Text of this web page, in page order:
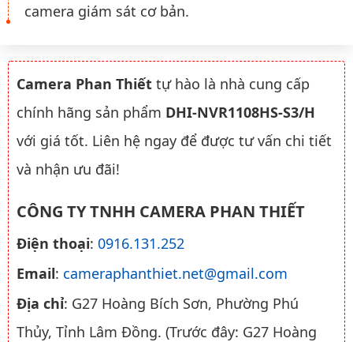
camera giám sát cơ bản.
Camera Phan Thiết tự hào là nhà cung cấp
chính hãng sản phẩm DHI-NVR1108HS-S3/H
với giá tốt. Liên hệ ngay để được tư vấn chi tiết
và nhận ưu đãi!
CÔNG TY TNHH CAMERA PHAN THIẾT
Điện thoại: 0916.131.252
Email: cameraphanthiet.net@gmail.com
Địa chỉ: G27 Hoàng Bích Sơn, Phường Phú
Thủy, Tỉnh Lâm Đồng. (Trước đây: G27 Hoàng